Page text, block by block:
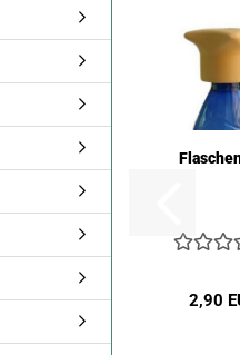
2,90